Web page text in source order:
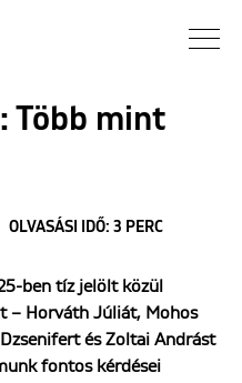
Több mint
OLVASÁSI IDŐ: 3 PERC
ben tíz jelölt közül
– Horváth Júliát, Mohos
és Zoltai Andrást
fontos kérdései